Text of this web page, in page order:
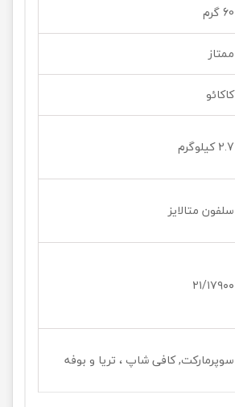
60 گرم
ممتاز
کاکائو
2.7 کیلوگرم
سلفون متالایز
۲۱/۱۷۹۰۰
سوپرمارکت, کافی شاپ ، تریا و بوفه